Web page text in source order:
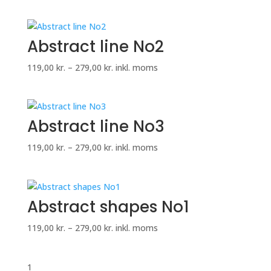
Abstract line No2
119,00 kr. – 279,00 kr.Prisinterval:
inkl. moms
Abstract line No3
119,00 kr. – 279,00 kr.Prisinterval:
279,00 kr.
inkl. moms
Abstract shapes No1
119,00 kr. – 279,00 kr. Prisinterval:
inkl. moms
1